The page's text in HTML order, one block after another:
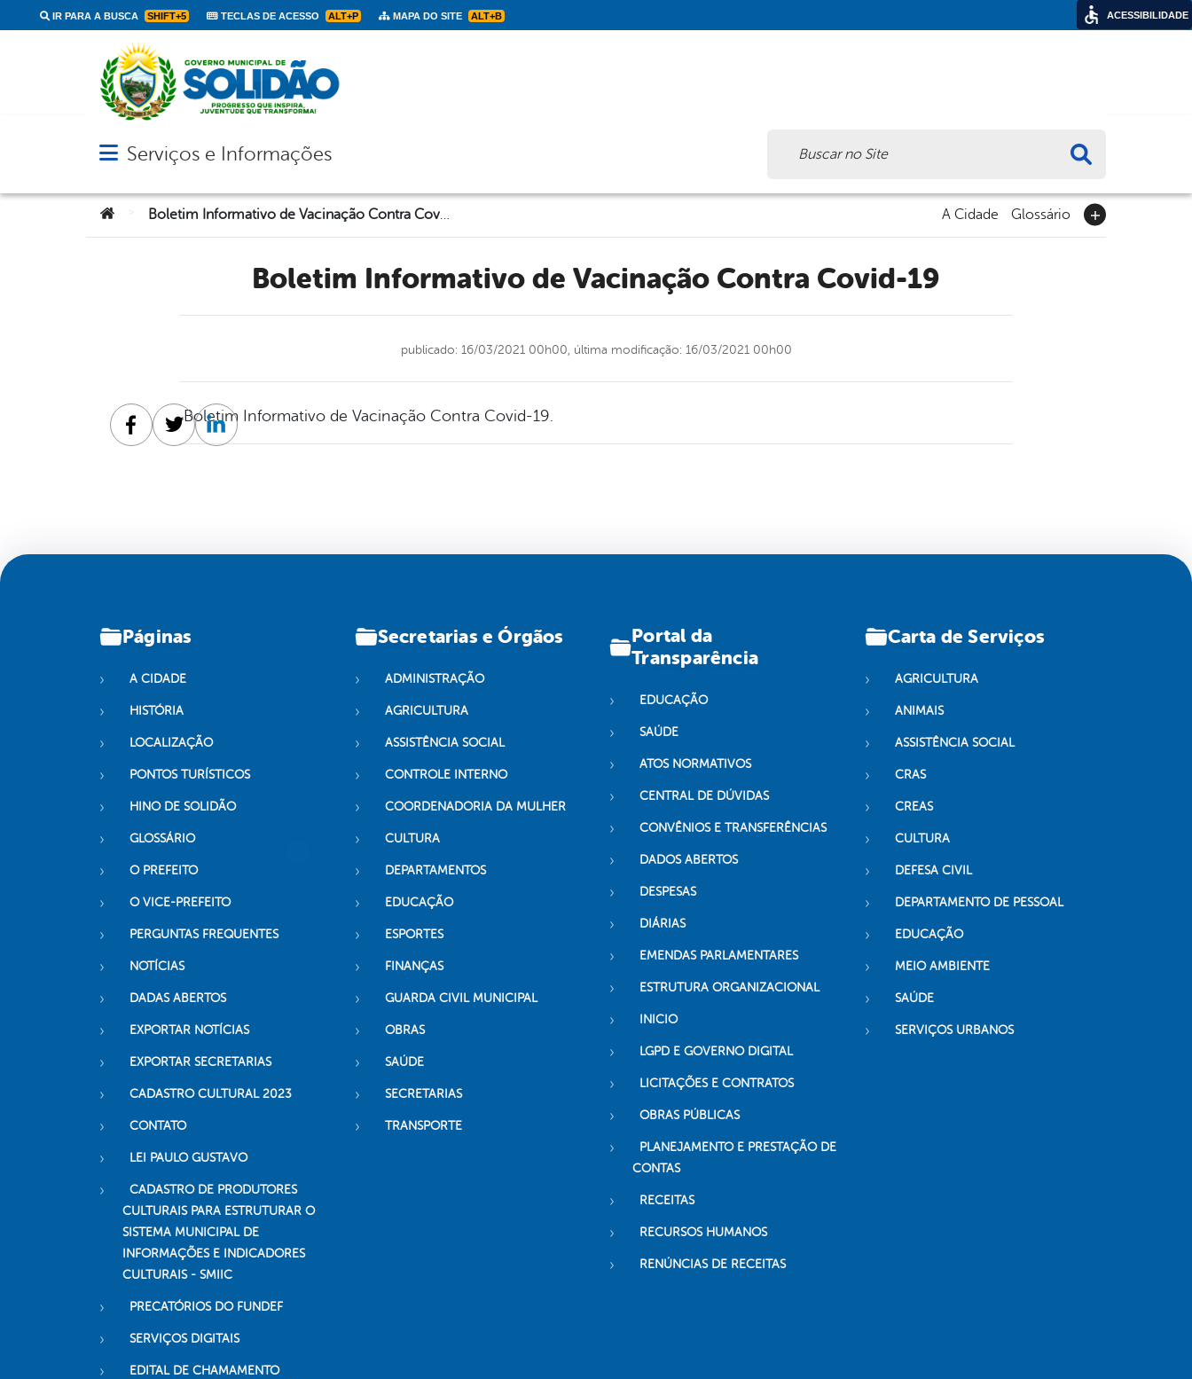
IR PARA A BUSCA SHIFT+5 TECLAS DE ACESSO ALT+P MAPA DO SITE ALT+B
Abrir menu principal de navegação
Serviços e Informações
Você está aqui: Boletim Informativo de Vacinação Contra Covid-19 A Cidade Glossário
Boletim Informativo de Vacinação Contra Covid-19
publicado: 16/03/2021 00h00, última modificação: 16/03/2021 00h00
Boletim Informativo de Vacinação Contra Covid-19.
Facebook
TwitterLinkedin
Páginas
A CIDADE
HISTÓRIA
LOCALIZAÇÃO
PONTOS TURÍSTICOS
HINO DE SOLIDÃO
GLOSSÁRIO
O PREFEITO
O VICE-PREFEITO
PERGUNTAS FREQUENTES
NOTÍCIAS
DADAS ABERTOS
EXPORTAR NOTÍCIAS
EXPORTAR SECRETARIAS
CADASTRO CULTURAL 2023
CONTATO
LEI PAULO GUSTAVO
CADASTRO DE PRODUTORES
CULTURAIS PARA ESTRUTURAR O
SISTEMA MUNICIPAL DE
INFORMAÇÕES E INDICADORES
CULTURAIS - SMIIC
PRECATÓRIOS DO FUNDEF
SERVIÇOS DIGITAIS
EDITAL DE CHAMAMENTO
Secretarias e Órgãos
ADMINISTRAÇÃO
AGRICULTURA
ASSISTÊNCIA SOCIAL
CONTROLE INTERNO
COORDENADORIA DA MULHER
CULTURA
DEPARTAMENTOS
EDUCAÇÃO
ESPORTES
FINANÇAS
GUARDA CIVIL MUNICIPAL
OBRAS
SAÚDE
SECRETARIAS
TRANSPORTE
Portal da
Transparência
EDUCAÇÃO
SAÚDE
ATOS NORMATIVOS
CENTRAL DE DÚVIDAS
CONVÊNIOS E TRANSFERÊNCIAS
DADOS ABERTOS
DESPESAS
DIÁRIAS
EMENDAS PARLAMENTARES
ESTRUTURA ORGANIZACIONAL
INICIO
LGPD E GOVERNO DIGITAL
LICITAÇÕES E CONTRATOS
OBRAS PÚBLICAS
PLANEJAMENTO E PRESTAÇÃO DE
CONTAS
RECEITAS
RECURSOS HUMANOS
RENÚNCIAS DE RECEITAS
Carta de Serviços
AGRICULTURA
ANIMAIS
ASSISTÊNCIA SOCIAL
CRAS
CREAS
CULTURA
DEFESA CIVIL
DEPARTAMENTO DE PESSOAL
EDUCAÇÃO
MEIO AMBIENTE
SAÚDE
SERVIÇOS URBANOS
ACESSIBILIDADE